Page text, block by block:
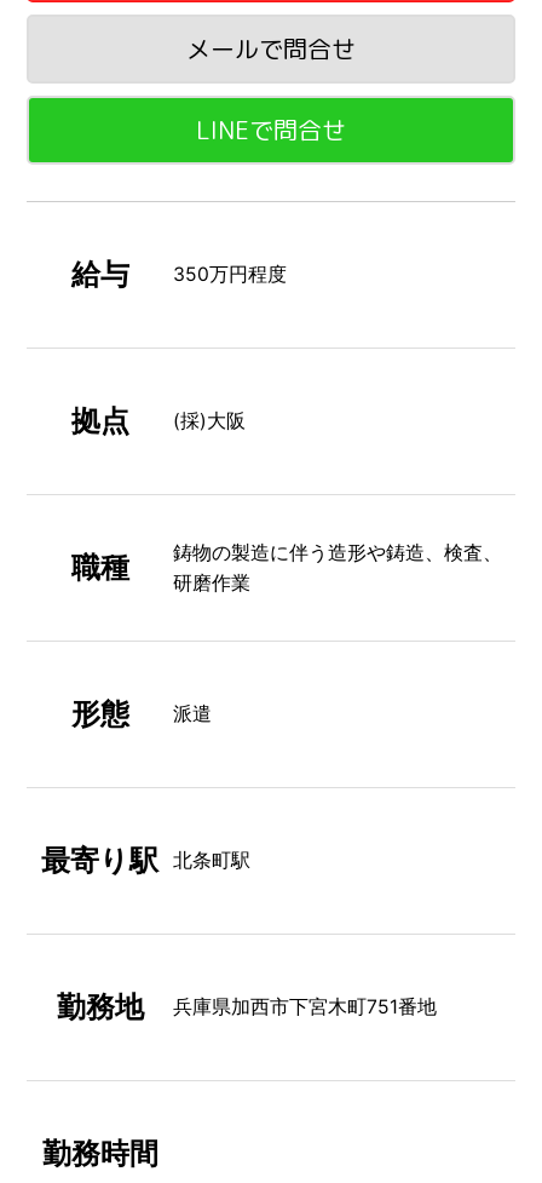
メールで問合せ
LINEで問合せ
給与 350万円程度
拠点 (採)大阪
職種
鋳物の製造に伴う造形や鋳造、検査、
研磨作業
形態 派遣
最寄り駅 北条町駅
勤務地 兵庫県加西市下宮木町751番地
勤務時間